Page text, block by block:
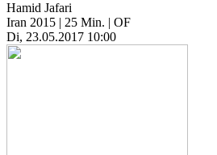
Hamid Jafari
Iran 2015 | 25 Min. | OF
Di, 23.05.2017 10:00